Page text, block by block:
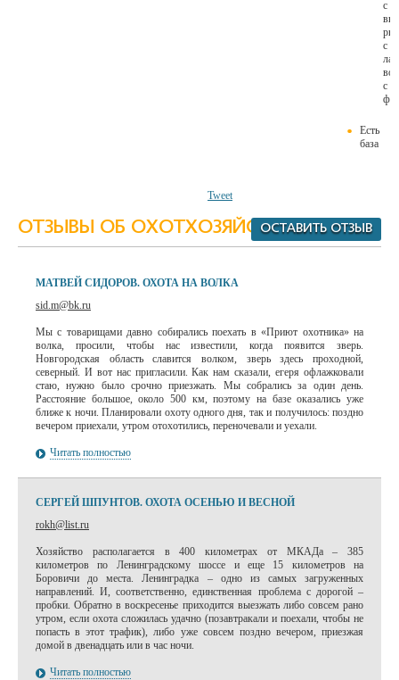
с
с
с
Есть
база
Tweet
ОТЗЫВЫ ОБ ОХОТХОЗЯЙСТВЕОСТАВИТЬ ОТЗЫВ
МАТВЕЙ СИДОРОВ. ОХОТА НА ВОЛКА
sid.m@bk.ru
Мы с товарищами давно собирались поехать в «Приют охотника» на
волка, просили, чтобы нас известили, когда появится зверь.
Новгородская область славится волком, зверь здесь проходной,
северный. И вот нас пригласили. Как нам сказали, егеря офлажковали
стаю, нужно было срочно приезжать. Мы собрались за один день.
Расстояние большое, около 500 км, поэтому на базе оказались уже
ближе к ночи. Планировали охоту одного дня, так и получилось: поздно
вечером приехали, утром отохотились, переночевали и уехали.
Читать полностью
СЕРГЕЙ ШПУНТОВ. ОХОТА ОСЕНЬЮ И ВЕСНОЙ
rokh@list.ru
Хозяйство располагается в 400 километрах от МКАДа – 385
километров по Ленинградскому шоссе и еще 15 километров на
Боровичи до места. Ленинградка – одно из самых загруженных
направлений. И, соответственно, единственная проблема с дорогой –
пробки. Обратно в воскресенье приходится выезжать либо совсем рано
утром, если охота сложилась удачно (позавтракали и поехали, чтобы не
попасть в этот трафик), либо уже совсем поздно вечером, приезжая
домой в двенадцать или в час ночи.
Читать полностью